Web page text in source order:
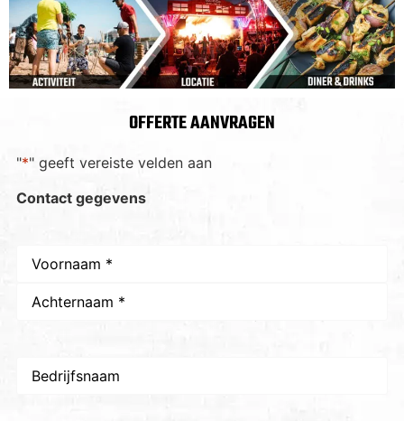
OFFERTE AANVRAGEN
"*" geeft vereiste velden aan
Contact gegevens
Naam